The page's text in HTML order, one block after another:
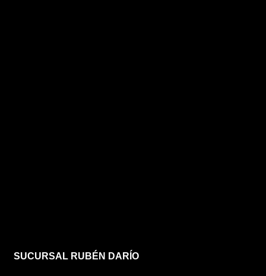
SUCURSAL RUBÉN DARÍO